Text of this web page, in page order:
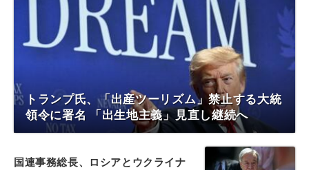
トランプ氏、「出産ツーリズム」禁止する大統
領令に署名 「出生地主義」見直し継続へ
国連事務総長、ロシアとウクライナ